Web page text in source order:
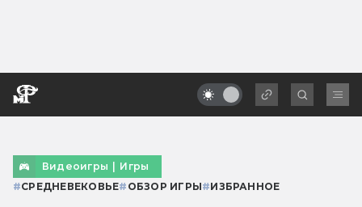
Видеоигры | Игры
#СРЕДНЕВЕКОВЬЕ# ОБЗОР ИГРЫ#ИЗБРАННОЕ